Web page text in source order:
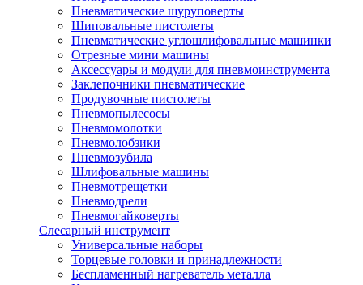
Пневматические шуруповерты
Шиповальные пистолеты
Пневматические углошлифовальные машинки
Отрезные мини машины
Аксессуары и модули для пневмоинструмента
Заклепочники пневматические
Продувочные пистолеты
Пневмопылесосы
Пневмомолотки
Пневмолобзики
Пневмозубила
Шлифовальные машины
Пневмотрещетки
Пневмодрели
Пневмогайковерты
Слесарный инструмент
Универсальные наборы
Торцевые головки и принадлежности
Беспламенный нагреватель металла